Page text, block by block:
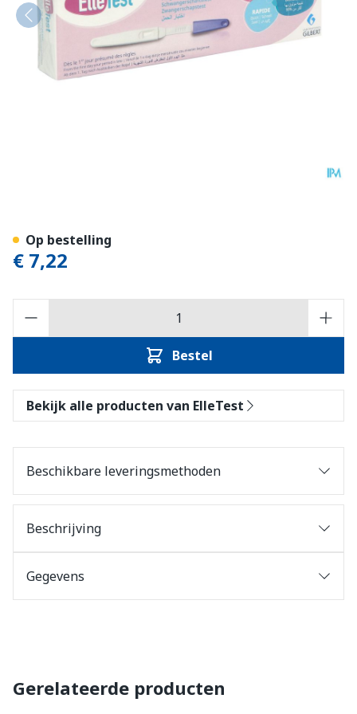
€ 7,22
Bestel
Op bestelling
Bekijk alle producten van ElleTest
Beschikbare leveringsmethoden
Beschrijving
Gegevens
Gerelateerde producten